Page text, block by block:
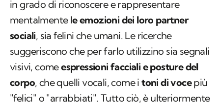
Alcuni studi dimostrano quindi che i gatti sono
in grado di riconoscere e rappresentare
mentalmente le emozioni dei loro partner
sociali, sia felini che umani. Le ricerche
suggeriscono che per farlo utilizzino sia segnali
visivi, comeespressioni facciali e posture del
corpo, che quelli vocali, come i toni di vocepiù